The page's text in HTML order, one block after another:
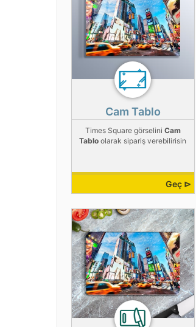
Cam Tablo
Times Square görselini Cam
Tablo olarak sipariş verebilirisin
Geç ⊳